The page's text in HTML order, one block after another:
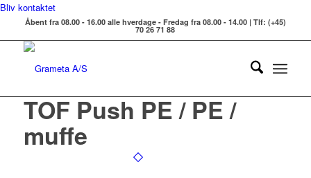
Bliv kontaktet
Åbent fra 08.00 - 16.00 alle hverdage - Fredag fra 08.00 - 14.00 | Tlf: (+45)
70 26 71 88
TOF Push PE / PE /
muffe